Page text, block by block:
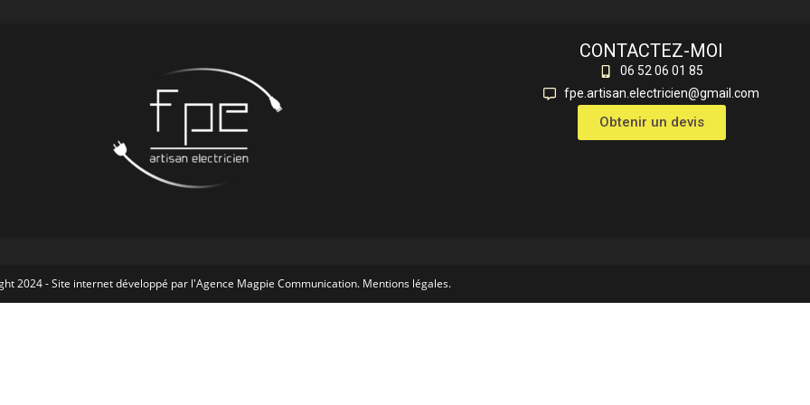
CONTACTEZ-MOI
06 52 06 01 85
fpe.artisan.electricien@gmail.com
Obtenir un devis
2024 - Site internet développé par l'Agence Magpie Communication. Mentions légales.